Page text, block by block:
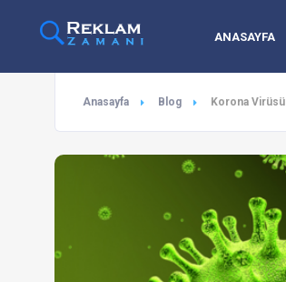
ANASAYFA
Anasayfa Blog Korona